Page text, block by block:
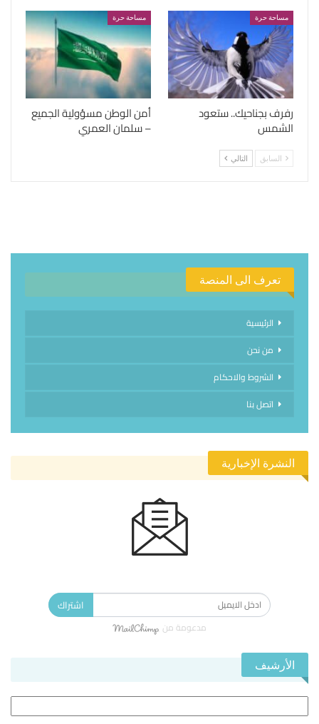
مساحة حرة
رفرف بجناحيك.. ستعود
الشمس
مساحة حرة
أمن الوطن مسؤولية الجميع
– سلمان العمري
السابق التالي
تعرف الى المنصة
الرئيسية
من نحن
الشروط والاحكام
اتصل بنا
النشرة الإخبارية
اشتراك
مدعومة من
الأرشيف